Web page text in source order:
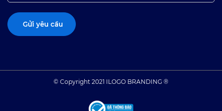
© Copyright 2021 ILOGO BRANDING ®